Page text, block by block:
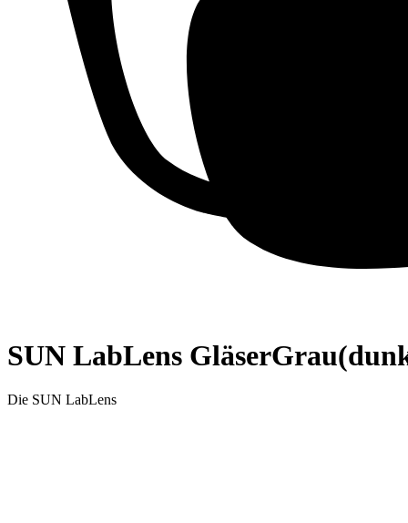
SUN LabLens GläserGrau
Die SUN LabLens